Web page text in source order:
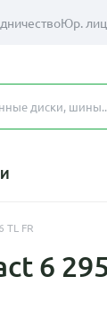
Юр.
TL FR
6